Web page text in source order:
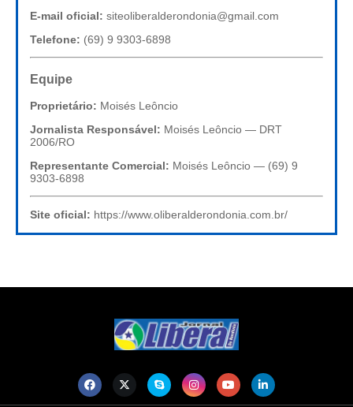
E-mail oficial: siteoliberalderondonia@gmail.com
Telefone: (69) 9 9303-6898
Equipe
Proprietário: Moisés Leôncio
Jornalista Responsável: Moisés Leôncio — DRT
2006/RO
Representante Comercial: Moisés Leôncio — (69) 9
9303-6898
Site oficial: https://www.oliberalderondonia.com.br/